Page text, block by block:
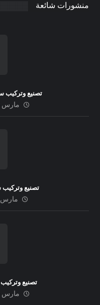
منشورات شائعة
تصنيع وتركيب
مارس 15, 2025
تصنيع
مارس 15,
تصنيع
مارس 15, 2025